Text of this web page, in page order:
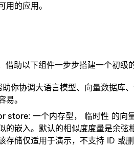
的应用。
助以下组件一步步搭建一个初级
你协调大语言模型、向量数据库
。
store: 一个内存型， 临时性 的向
的嵌入。默认的相似度度量是余
存储仅适用于演示，不支持 ID 或